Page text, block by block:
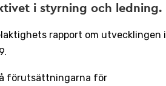
i styrning och ledning.
rapport om utvecklingen
förutsättningarna för